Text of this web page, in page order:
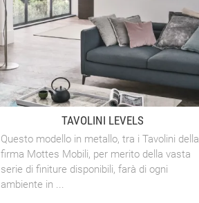
TAVOLINI LEVELS
Questo modello in metallo, tra i Tavolini della
firma Mottes Mobili, per merito della vasta
serie di finiture disponibili, farà di ogni
ambiente in ...